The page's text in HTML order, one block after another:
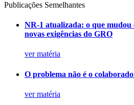
Publicações Semelhantes
NR-1 atualizada: o que mudou
novas exigências do GRO
ver matéria
O problema não é o
ver matéria